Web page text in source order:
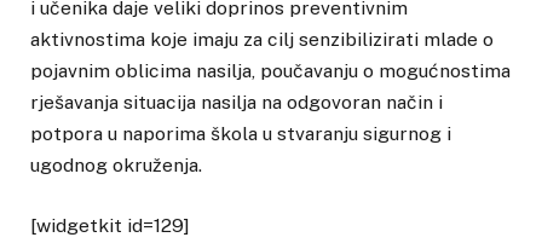
i učenika daje veliki doprinos preventivnim
aktivnostima koje imaju za cilj senzibilizirati mlade o
pojavnim oblicima nasilja, poučavanju o mogućnostima
rješavanja situacija nasilja na odgovoran način i
potpora u naporima škola u stvaranju sigurnog i
ugodnog okruženja.
[widgetkit id=129]